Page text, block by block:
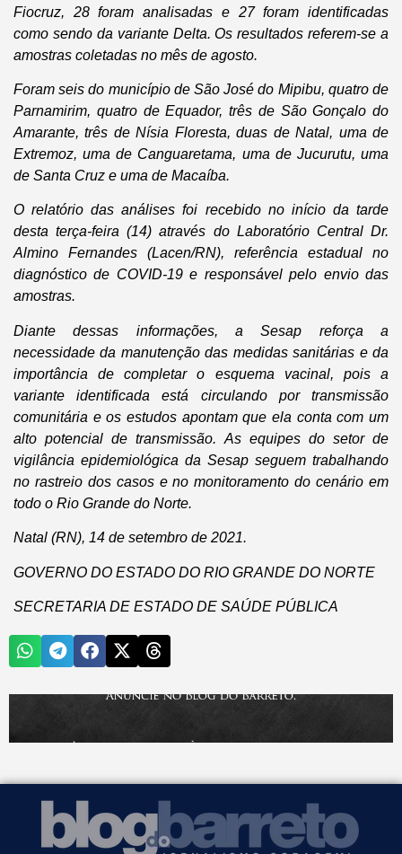
Fiocruz, 28 foram analisadas e 27 foram identificadas
como sendo da variante Delta. Os resultados referem-se a
amostras coletadas no mês de agosto.
Foram seis do município de São José do Mipibu, quatro de
Parnamirim, quatro de Equador, três de São Gonçalo do
Amarante, três de Nísia Floresta, duas de Natal, uma de
Extremoz, uma de Canguaretama, uma de Jucurutu, uma
de Santa Cruz e uma de Macaíba.
O relatório das análises foi recebido no início da tarde
desta terça-feira (14) através do Laboratório Central Dr.
Almino Fernandes (Lacen/RN), referência estadual no
diagnóstico de COVID-19 e responsável pelo envio das
amostras.
Diante dessas informações, a Sesap reforça a
necessidade da manutenção das medidas sanitárias e da
importância de completar o esquema vacinal, pois a
variante identificada está circulando por transmissão
comunitária e os estudos apontam que ela conta com um
alto potencial de transmissão. As equipes do setor de
vigilância epidemiológica da Sesap seguem trabalhando
no rastreio dos casos e no monitoramento do cenário em
todo o Rio Grande do Norte.
Natal (RN), 14 de setembro de 2021.
GOVERNO DO ESTADO DO RIO GRANDE DO NORTE
SECRETARIA DE ESTADO DE SAÚDE PÚBLICA